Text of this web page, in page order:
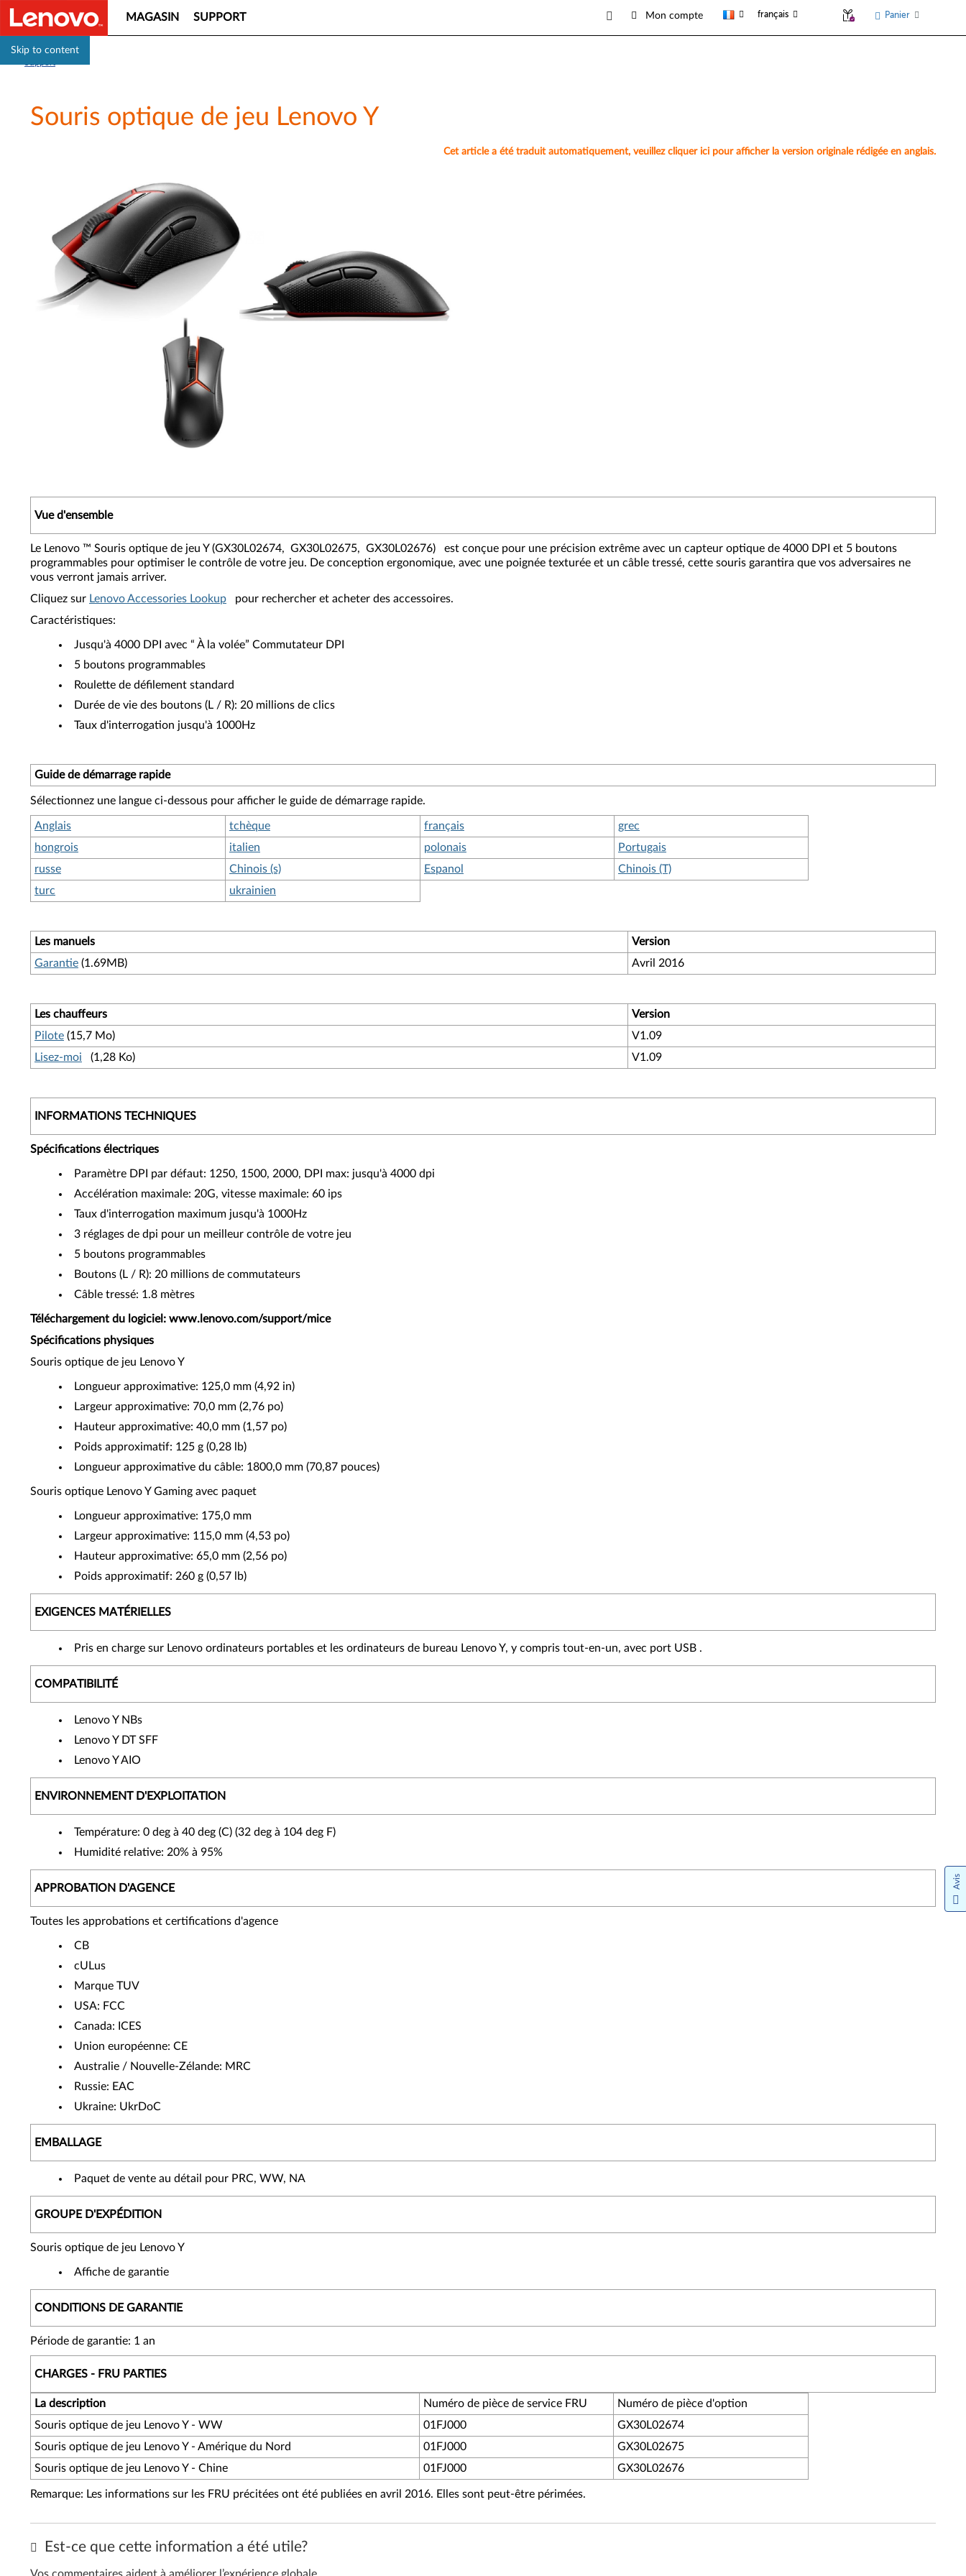
Skip to content
MAGASIN SUPPORT Mon compte français Panier
Souris optique de jeu Lenovo Y
Cet article a été traduit automatiquement, veuillez cliquer ici pour afficher la version originale rédigée en anglais.
Vue d'ensemble
Le Lenovo ™ Souris optique de jeu Y (GX30L02674, GX30L02675, GX30L02676) est conçue pour une précision extrême avec un capteur optique de 4000 DPI et 5 boutons
programmables pour optimiser le contrôle de votre jeu. De conception ergonomique, avec une poignée texturée et un câble tressé, cette souris garantira que vos adversaires ne
vous verront jamais arriver.
Cliquez sur Lenovo Accessories Lookup pour rechercher et acheter des accessoires.
Caractéristiques:
Jusqu'à 4000 DPI avec “ À la volée” Commutateur DPI
5 boutons programmables
Roulette de défilement standard
Durée de vie des boutons (L / R): 20 millions de clics
Taux d'interrogation jusqu'à 1000Hz
Guide de démarrage rapide
Sélectionnez une langue ci-dessous pour afficher le guide de démarrage rapide.
Anglais tchèque français
grec
hongrois
italien polonais
Portugais
russe
Chinois (s) Espanol
Chinois (T)
turc
ukrainien
Les manuels
Version
Garantie (1.69MB) Avril 2016
Les chauffeurs
Version
Pilote (15,7 Mo)
V1.09
Lisez-moi (1,28 Ko) V1.09
INFORMATIONS TECHNIQUES
Spécifications électriques
Paramètre DPI par défaut: 1250, 1500, 2000, DPI max: jusqu'à 4000 dpi
Accélération maximale: 20G, vitesse maximale: 60 ips
Taux d'interrogation maximum jusqu'à 1000Hz
3 réglages de dpi pour un meilleur contrôle de votre jeu
5 boutons programmables
Boutons (L / R): 20 millions de commutateurs
Câble tressé: 1.8 mètres
Téléchargement du logiciel: www.lenovo.com/support/mice
Spécifications physiques
Souris optique de jeu Lenovo Y
Longueur approximative: 125,0 mm (4,92 in)
Largeur approximative: 70,0 mm (2,76 po)
Hauteur approximative: 40,0 mm (1,57 po)
Poids approximatif: 125 g (0,28 lb)
Longueur approximative du câble: 1800,0 mm (70,87 pouces)
Souris optique Lenovo Y Gaming avec paquet
Longueur approximative: 175,0 mm
Largeur approximative: 115,0 mm (4,53 po)
Hauteur approximative: 65,0 mm (2,56 po)
Poids approximatif: 260 g (0,57 lb)
EXIGENCES MATÉRIELLES
Pris en charge sur Lenovo ordinateurs portables et les ordinateurs de bureau Lenovo Y, y compris tout-en-un, avec port USB .
COMPATIBILITÉ
Lenovo Y NBs
Lenovo Y DT SFF
Lenovo Y AIO
ENVIRONNEMENT D'EXPLOITATION
Température: 0 deg à 40 deg (C) (32 deg à 104 deg F)
Humidité relative: 20% à 95%
APPROBATION D'AGENCE
Toutes les approbations et certifications d'agence
CB
cULus
Marque TUV
USA: FCC
Canada: ICES
Union européenne: CE
Australie / Nouvelle-Zélande: MRC
Russie: EAC
Ukraine: UkrDoC
EMBALLAGE
Paquet de vente au détail pour PRC, WW, NA
GROUPE D'EXPÉDITION
Souris optique de jeu Lenovo Y
Affiche de garantie
CONDITIONS DE GARANTIE
Période de garantie: 1 an
CHARGES - FRU PARTIES
La description Numéro de pièce de service FRU
Numéro de pièce d'option
Souris optique de jeu Lenovo Y - WW
01FJ000
GX30L02674
Souris optique de jeu Lenovo Y - Amérique du Nord
01FJ000
GX30L02675
Souris optique de jeu Lenovo Y - Chine
01FJ000 GX30L02676
Remarque: Les informations sur les FRU précitées ont été publiées en avril 2016. Elles sont peut-être périmées.
Est-ce que cette information a été utile?
Avis